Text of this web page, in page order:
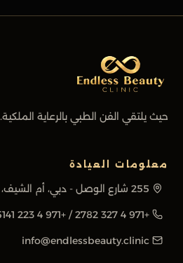
حيث يلتقي الفن الطبي بالرعاية الملكية.
معلومات العيادة
255 شارع الوصل - دبي، أم الشيف، 123421
+971 4 327 2782
/
+971 4 223 5141
info@endlessbeauty.clinic